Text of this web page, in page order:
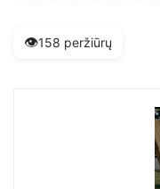
👁️158 peržiūrų